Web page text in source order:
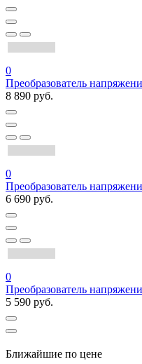
0
Преобразователь
8 890 руб.
0
Преобразователь
6 690 руб.
0
Преобразователь
5 590 руб.
Ближайшие по цене